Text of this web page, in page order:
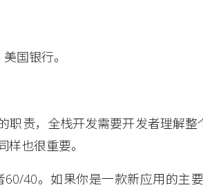
国银行。
职责，全栈开发需要开发者理解
也很重要。
40。如果你是一款新应用的主